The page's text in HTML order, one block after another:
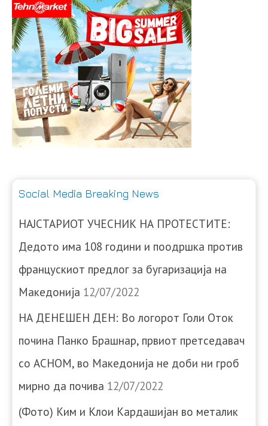
Social Media Breaking News
НАЈСТАРИОТ УЧЕСНИК НА ПРОТЕСТИТЕ:
Дедото има 108 години и поодршка против
францускиот предлог за бугаризација на
Македонија 12/07/2022
НА ДЕНЕШЕН ДЕН: Во логорот Голи Оток
почина Панко Брашнар, првиот претседавач
со АСНОМ, во Македонија не доби ни гроб
мирно да почива 12/07/2022
(Фото) Ким и Клои Кардашијан во металик